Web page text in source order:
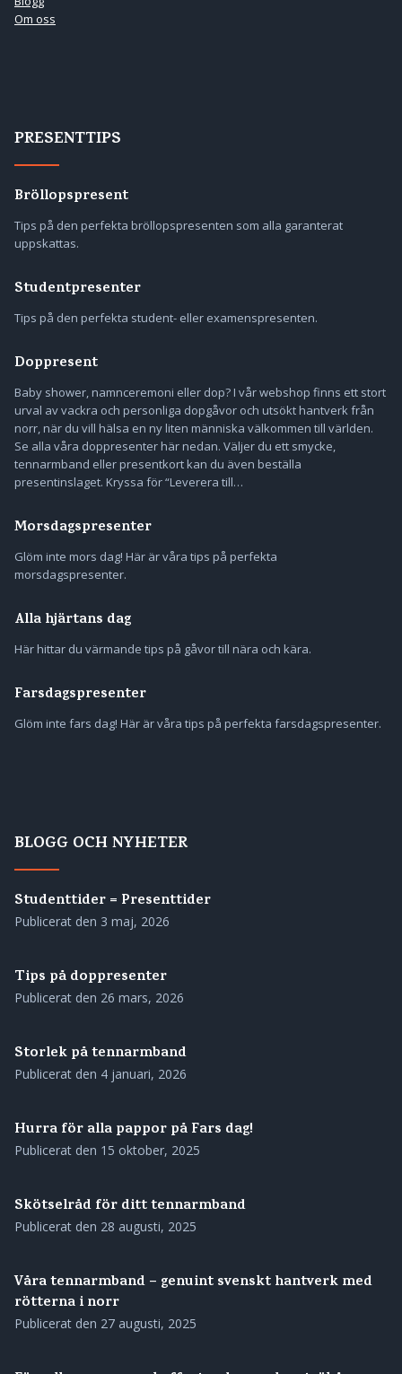
Om oss
PRESENTTIPS
Bröllopspresent
Tips på den perfekta bröllopspresenten som alla garanterat
uppskattas.
Studentpresenter
Tips på den perfekta student- eller examenspresenten.
Doppresent
Baby shower, namnceremoni eller dop? I vår webshop finns ett stort
urval av vackra och personliga dopgåvor och utsökt hantverk från
norr, när du vill hälsa en ny liten människa välkommen till världen.
Se alla våra doppresenter här nedan. Väljer du ett smycke,
tennarmband eller presentkort kan du även beställa
presentinslaget. Kryssa för “Leverera till…
Morsdagspresenter
Glöm inte mors dag! Här är våra tips på perfekta
morsdagspresenter.
Alla hjärtans dag
Här hittar du värmande tips på gåvor till nära och kära.
Farsdagspresenter
Glöm inte fars dag! Här är våra tips på perfekta farsdagspresenter.
BLOGG OCH NYHETER
Studenttider = Presenttider
Publicerat den 3 maj, 2026
Tips på doppresenter
Publicerat den 26 mars, 2026
Storlek på tennarmband
Publicerat den 4 januari, 2026
Hurra för alla pappor på Fars dag!
Publicerat den 15 oktober, 2025
Skötselråd för ditt tennarmband
Publicerat den 28 augusti, 2025
Våra tennarmband – genuint svenskt hantverk med
rötterna i norr
Publicerat den 27 augusti, 2025